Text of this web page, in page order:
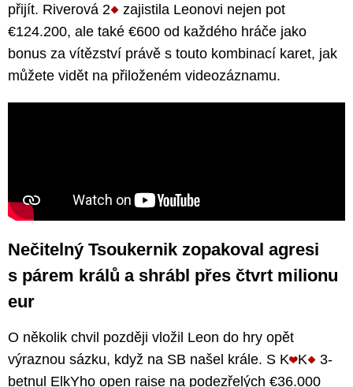
přijít. Riverová 2
zajistila Leonovi nejen pot
€124.200, ale také €600 od každého hráče jako
bonus za vítězství právě s touto kombinací karet, jak
můžete vidět na přiloženém videozáznamu.
Nečitelný Tsoukernik zopakoval agresi
s párem králů a shrábl přes čtvrt milionu
eur
O několik chvil později vložil Leon do hry opět
výraznou sázku, když na SB našel krále. S K
K
3-
betnul ElkYho open raise na podezřelých €36.000